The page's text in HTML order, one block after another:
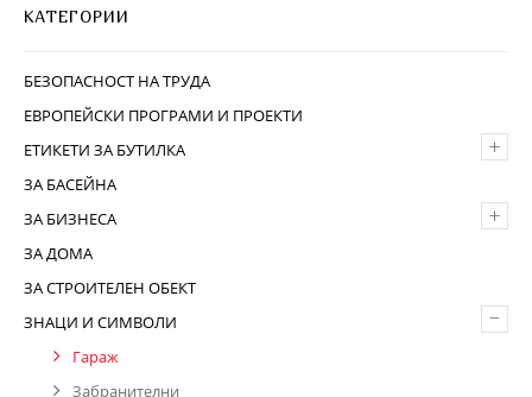
КАТЕГОРИИ
БЕЗОПАСНОСТ НА ТРУДА
ЕВРОПЕЙСКИ ПРОГРАМИ И ПРОЕКТИ
+
ЕТИКЕТИ ЗА БУТИЛКА
ЗА БАСЕЙНА
+
ЗА БИЗНЕСА
ЗА ДОМА
ЗА СТРОИТЕЛЕН ОБЕКТ
–
ЗНАЦИ И СИМВОЛИ
Гараж
Забранителни